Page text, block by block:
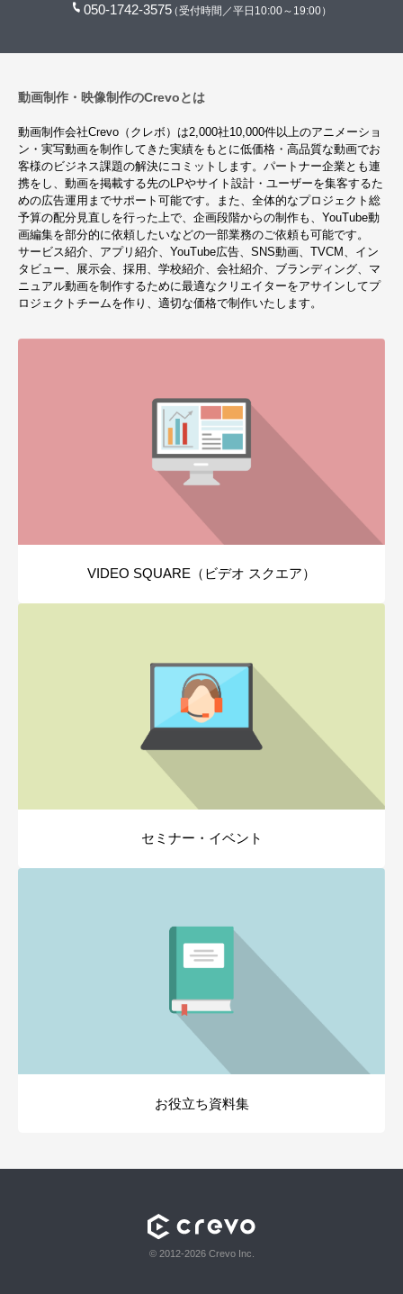
050-1742-3575（受付時間／平日10:00～19:00）
動画制作・映像制作のCrevoとは
動画制作会社Crevo（クレボ）は2,000社10,000件以上のアニメーショ
ン・実写動画を制作してきた実績をもとに低価格・高品質な動画でお
客様のビジネス課題の解決にコミットします。パートナー企業とも連
携をし、動画を掲載する先のLPやサイト設計・ユーザーを集客するた
めの広告運用までサポート可能です。また、全体的なプロジェクト総
予算の配分見直しを行った上で、企画段階からの制作も、YouTube動
画編集を部分的に依頼したいなどの一部業務のご依頼も可能です。
サービス紹介、アプリ紹介、YouTube広告、SNS動画、TVCM、イン
タビュー、展示会、採用、学校紹介、会社紹介、ブランディング、マ
ニュアル動画を制作するために最適なクリエイターをアサインしてプ
ロジェクトチームを作り、適切な価格で制作いたします。
VIDEO SQUARE（ビデオ スクエア）
セミナー・イベント
お役立ち資料集
© 2012-2026 Crevo Inc.